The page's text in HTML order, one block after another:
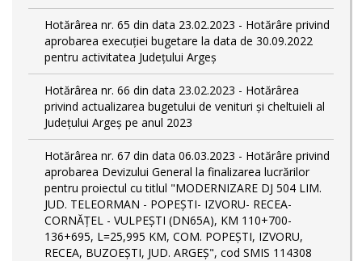
Hotărârea nr. 65 din data 23.02.2023 - Hotărâre privind
aprobarea execuției bugetare la data de 30.09.2022
pentru activitatea Județului Argeș
Hotărârea nr. 66 din data 23.02.2023 - Hotărârea
privind actualizarea bugetului de venituri și cheltuieli al
Județului Argeș pe anul 2023
Hotărârea nr. 67 din data 06.03.2023 - Hotărâre privind
aprobarea Devizului General la finalizarea lucrărilor
pentru proiectul cu titlul "MODERNIZARE DJ 504 LIM.
JUD. TELEORMAN - POPEŞTI- IZVORU- RECEA-
CORNĂŢEL - VULPEŞTI (DN65A), KM 110+700-
136+695, L=25,995 KM, COM. POPEŞTI, IZVORU,
RECEA, BUZOEŞTI, JUD. ARGEŞ", cod SMIS 114308